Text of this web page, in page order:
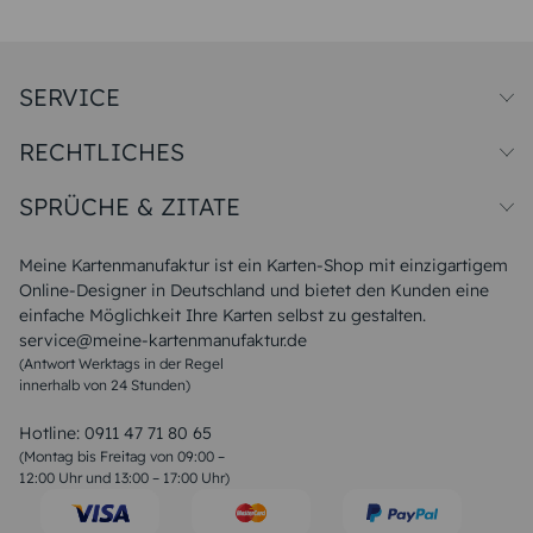
Meine Kartenmanufaktur ist ein Karten-Shop mit einzigartigem
Online-Designer in Deutschland und bietet den Kunden eine
einfache Möglichkeit Ihre Karten selbst zu gestalten.
service@meine-kartenmanufaktur.de
(Antwort Werktags in der Regel
innerhalb von 24 Stunden)
Hotline: 0911 47 71 80 65
(Montag bis Freitag von 09:00 –
12:00 Uhr und 13:00 – 17:00 Uhr)
SERVICE
Papiersorten
Unsere Produktion
Magazin
FAQ
RECHTLICHES
Widerrufsbelehrung
SPRÜCHE & ZITATE
Liebeskummer Sprüche
Sommer Sprüche
Muttertagssprüche
Sprüche zur Hochzeit
Sprüche zur Konfirmation & Kommunion
Weihnachtsgedichte
Liebessprüche
Geburtstagssprüche
Trauersprüche
Konfirmation Glückwünsche